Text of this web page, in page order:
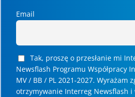
Email
Tak, proszę o przesłanie mi
Newsflash Programu Współpracy
MV / BB / PL 2021-2027. Wyrażam
otrzymywanie Interreg Newsflash i